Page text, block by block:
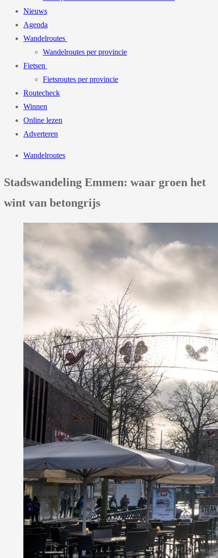
Nieuws
Agenda
Wandelroutes
Wandelroutes per provincie
Fietsen
Fietsroutes per provincie
Routecheck
Winnen
Online lezen
Adverteren
Wandelroutes
Stadswandeling Emmen: waar groen het
wint van betongrijs